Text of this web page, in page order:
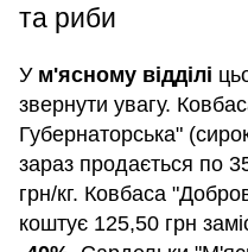
та риби
У м'ясному відділі
звернути увагу.
Губернаторська"
зараз продається по
грн/кг. Ковбаса
коштує 125,50 грн